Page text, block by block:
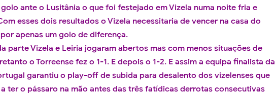
ante o Lusitânia o que foi festejado em Vizela numa noite fria e
esses dois resultados o Vizela necessitaria de vencer na casa do
apenas um golo de diferença.
parte Vizela e Leiria jogaram abertos mas com menos situações de
o Torreense fez o 1-1. E depois o 1-2. E assim a equipa finalista da
garantiu o play-off de subida para desalento dos vizelenses que
ter o pássaro na mão antes das três fatídicas derrotas consecutivas